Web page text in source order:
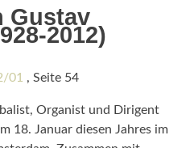
Gustav
2012)
01 , Seite 54
Organist und Dirigent
18. Januar diesen Jahres im